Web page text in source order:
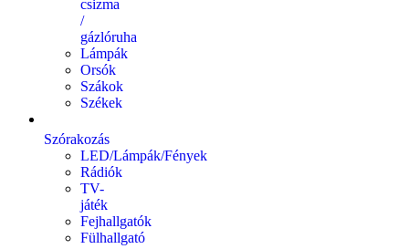
csizma
/
gázlóruha
Lámpák
Orsók
Szákok
Székek
Szórakozás
LED/Lámpák/Fények
Rádiók
TV-
játék
Fejhallgatók
Fülhallgató